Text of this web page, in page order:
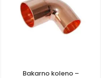
Bakarno koleno –